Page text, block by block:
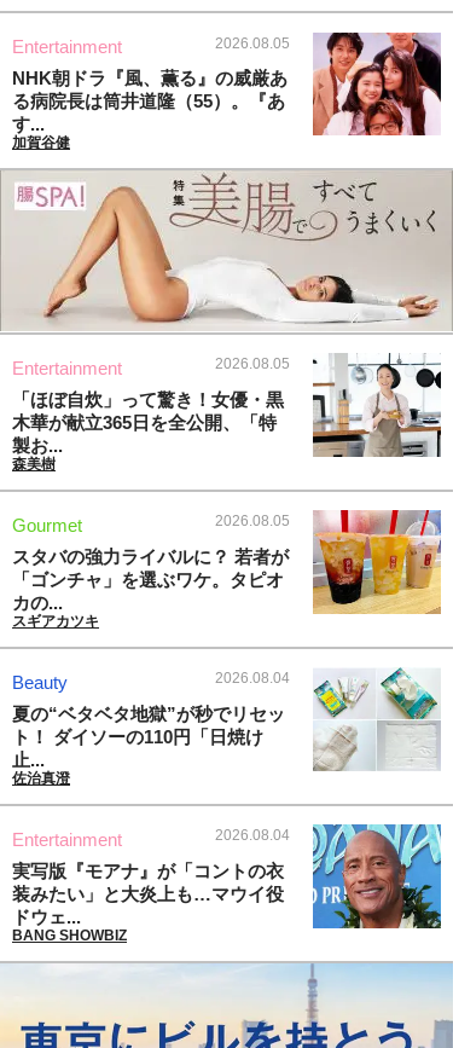
Entertainment 2026.08.05
NHK朝ドラ『風、薫る』の威厳あ
る病院長は筒井道隆（55）。『あ
す...
加賀谷健
Entertainment 2026.08.05
「ほぼ自炊」って驚き！女優・黒
木華が献立365日を全公開、「特
製お...
森美樹
Gourmet 2026.08.05
スタバの強力ライバルに？ 若者が
「ゴンチャ」を選ぶワケ。タピオ
カの...
スギアカツキ
Beauty 2026.08.04
夏の“ベタベタ地獄”が秒でリセッ
ト！ ダイソーの110円「日焼け
止...
佐治真澄
Entertainment 2026.08.04
実写版『モアナ』が「コントの衣
装みたい」と大炎上も…マウイ役
ドウェ...
BANG SHOWBIZ